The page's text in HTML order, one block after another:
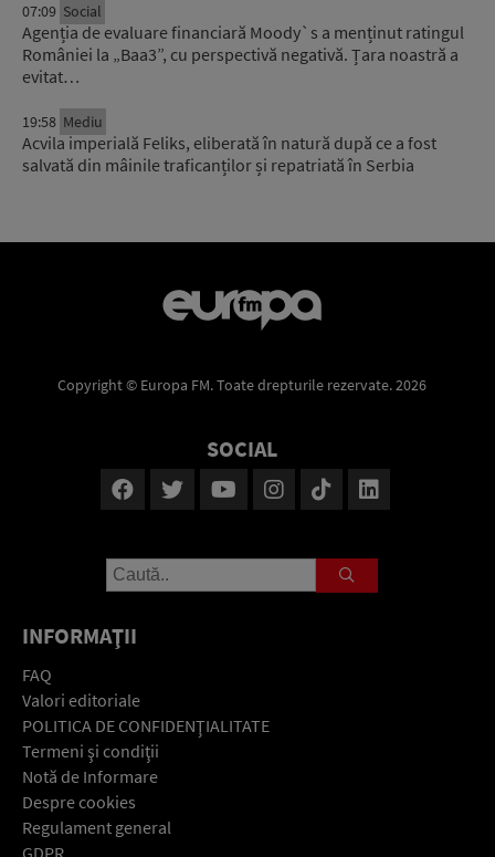
07:09 Social
Agenția de evaluare financiară Moody`s a menținut ratingul
României la „Baa3”, cu perspectivă negativă. Țara noastră a
evitat…
19:58 Mediu
Acvila imperială Feliks, eliberată în natură după ce a fost
salvată din mâinile traficanților și repatriată în Serbia
Copyright © Europa FM. Toate drepturile rezervate. 2026
SOCIAL
INFORMAŢII
FAQ
Valori editoriale
POLITICA DE CONFIDENŢIALITATE
Termeni şi condiţii
Notă de Informare
Despre cookies
Regulament general